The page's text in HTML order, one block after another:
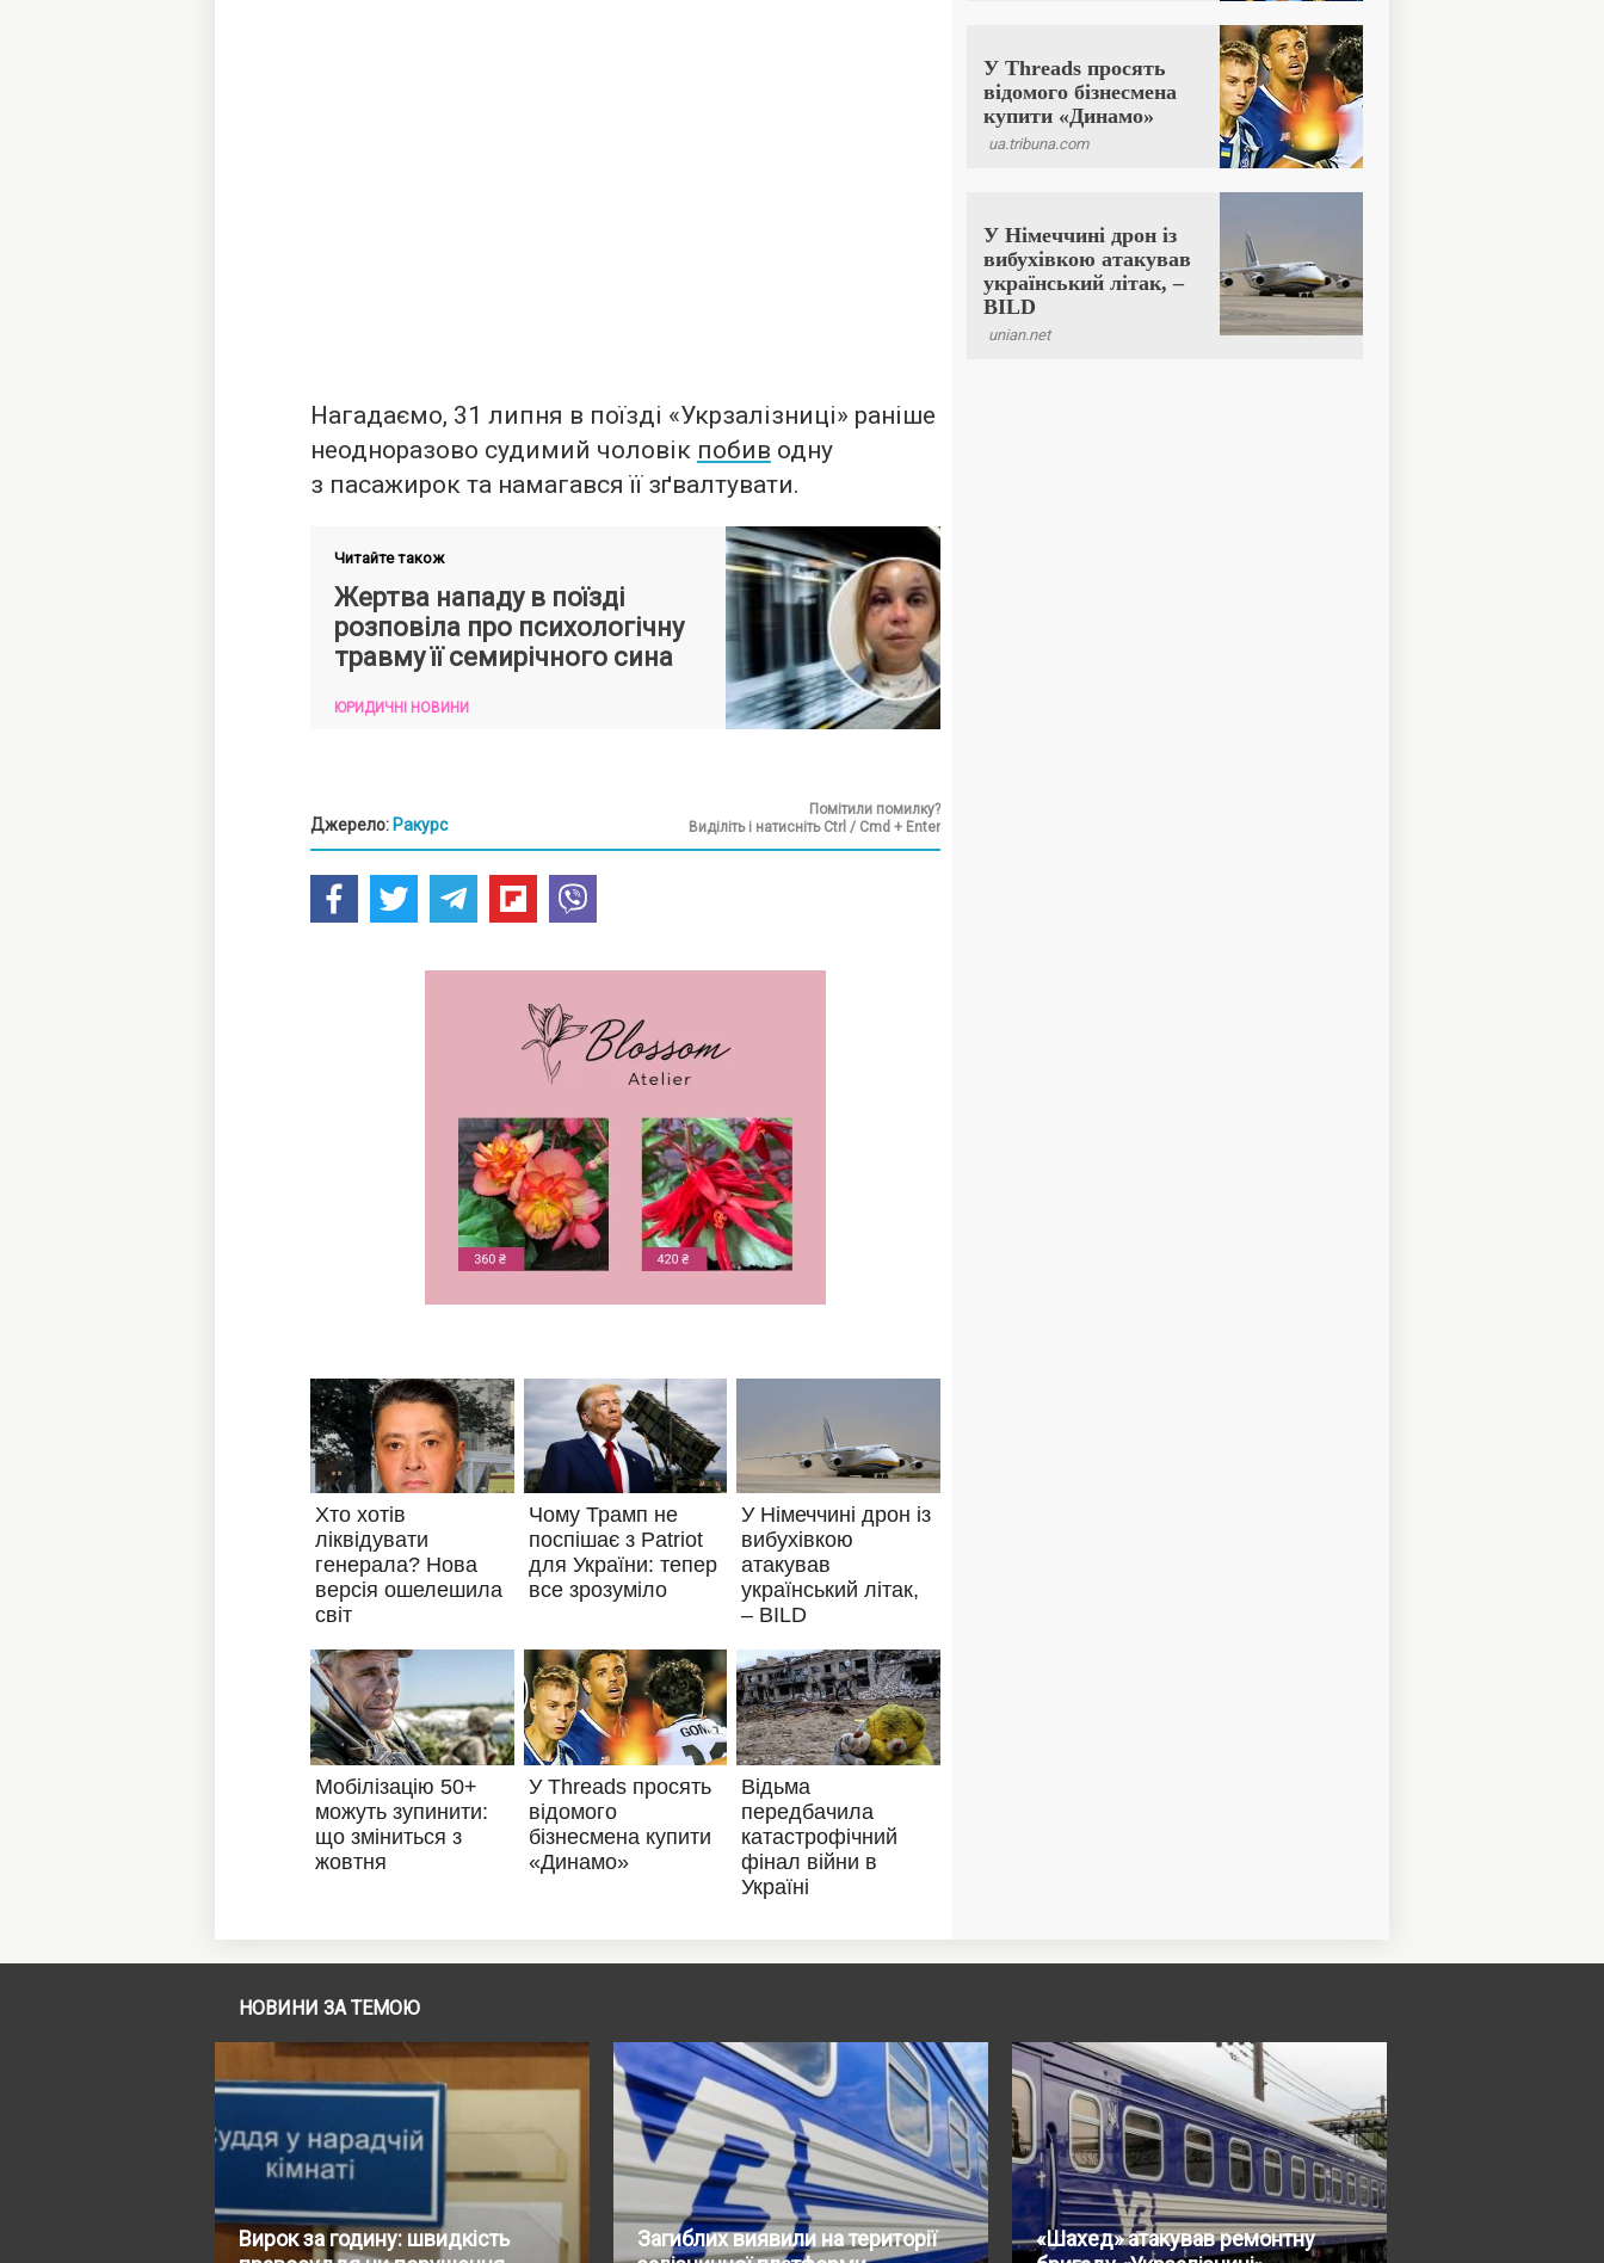
Нагадаємо, 31 липня в поїзді «Укрзалізниці» раніше
неодноразово судимий чоловік побив одну
з пасажирок та намагався її зґвалтувати.
Читайте також
Жертва нападу в поїзді
розповіла про психологічну
травму її семирічного сина
ЮРИДИЧНІ НОВИНИ
Джерело: Ракурс
Помітили помилку?
Виділіть і натисніть Ctrl / Cmd + Enter
НОВИНИ ЗА ТЕМОЮ
Вирок за годину: швидкість
Загиблих виявили на території
«Шахед» атакував ремонтну